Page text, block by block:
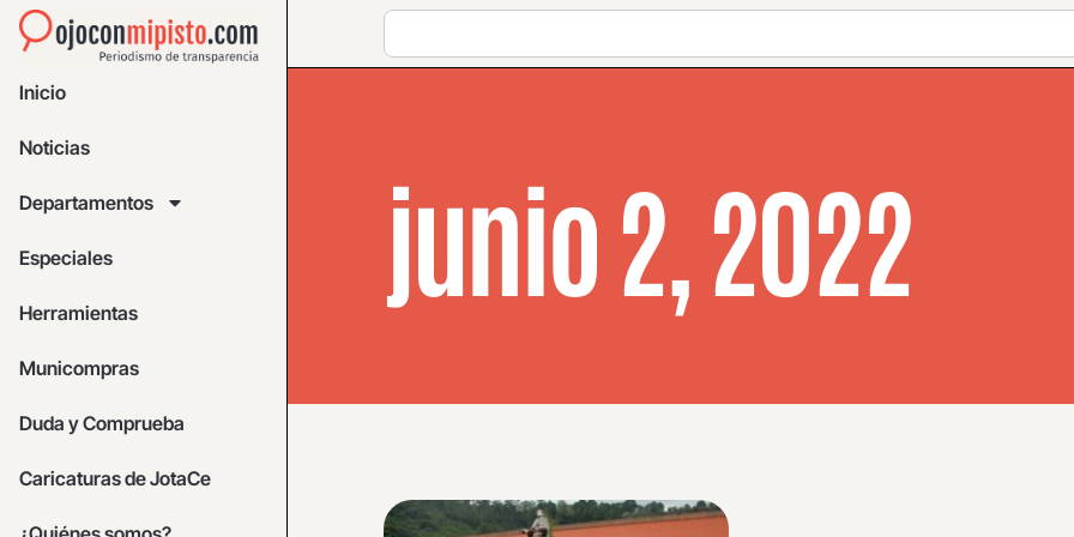
Inicio
Noticias
Departamentos
Especiales
Herramientas
Municompras
Duda y Comprueba
Caricaturas de JotaCe
junio 2, 2022